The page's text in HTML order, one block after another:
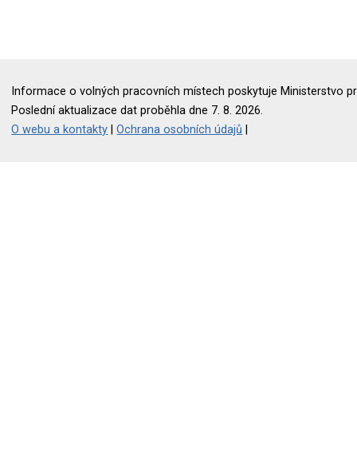
Informace o volných pracovních místech poskytuje Ministerstvo
Poslední aktualizace dat proběhla dne 7. 8. 2026.
O webu a kontakty |Ochrana osobních údajů